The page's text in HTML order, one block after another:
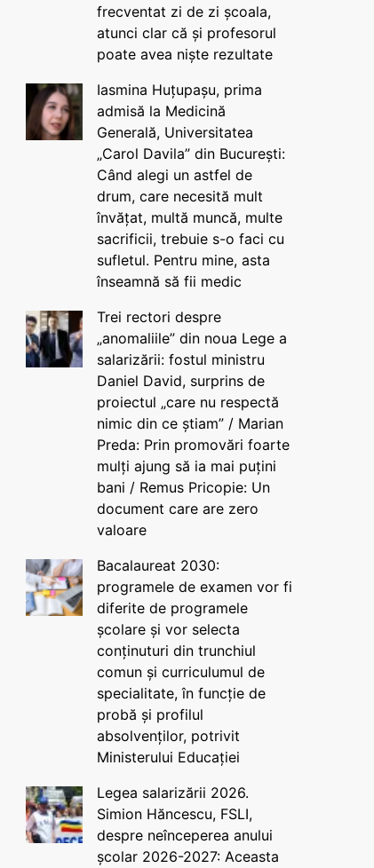
frecventat zi de zi școala,
atunci clar că și profesorul
poate avea niște rezultate
Iasmina Huțupașu, prima
admisă la Medicină
Generală, Universitatea
„Carol Davila” din București:
Când alegi un astfel de
drum, care necesită mult
învățat, multă muncă, multe
sacrificii, trebuie s-o faci cu
sufletul. Pentru mine, asta
înseamnă să fii medic
Trei rectori despre
„anomaliile” din noua Lege a
salarizării: fostul ministru
Daniel David, surprins de
proiectul „care nu respectă
nimic din ce știam” / Marian
Preda: Prin promovări foarte
mulți ajung să ia mai puțini
bani / Remus Pricopie: Un
document care are zero
valoare
Bacalaureat 2030:
programele de examen vor fi
diferite de programele
școlare și vor selecta
conținuturi din trunchiul
comun și curriculumul de
specialitate, în funcție de
probă și profilul
absolvenților, potrivit
Ministerului Educației
Legea salarizării 2026.
Simion Hăncescu, FSLI,
despre neînceperea anului
școlar 2026-2027: Aceasta